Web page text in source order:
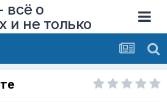
о
и не только